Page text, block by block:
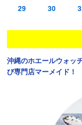
29
30
沖縄のホエールウォッ
び専門店マーメイド！